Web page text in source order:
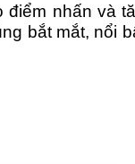
nhấn và
bắt mắt, nổi